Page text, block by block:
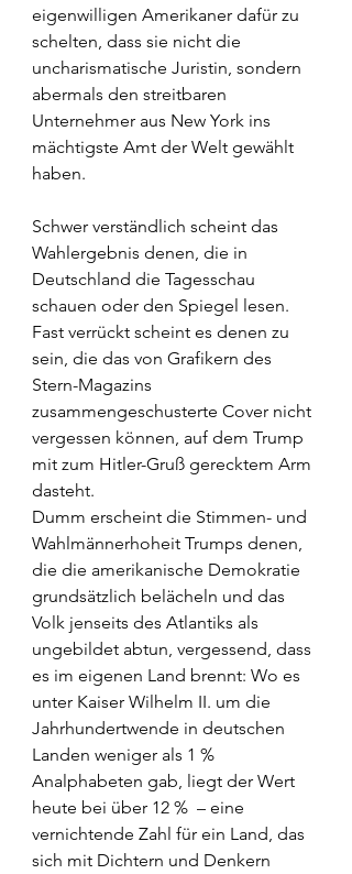
eigenwilligen Amerikaner dafür zu
schelten, dass sie nicht die
uncharismatische Juristin, sondern
abermals den streitbaren
Unternehmer aus New York ins
mächtigste Amt der Welt gewählt
haben.
Schwer verständlich scheint das
Wahlergebnis denen, die in
Deutschland die Tagesschau
schauen oder den Spiegel lesen.
Fast verrückt scheint es denen zu
sein, die das von Grafikern des
Stern-Magazins
zusammengeschusterte Cover nicht
vergessen können, auf dem Trump
mit zum Hitler-Gruß gerecktem Arm
dasteht.
Dumm erscheint die Stimmen- und
Wahlmännerhoheit Trumps denen,
die die amerikanische Demokratie
grundsätzlich belächeln und das
Volk jenseits des Atlantiks als
ungebildet abtun, vergessend, dass
es im eigenen Land brennt: Wo es
unter Kaiser Wilhelm II. um die
Jahrhundertwende in deutschen
Landen weniger als 1 %
Analphabeten gab, liegt der Wert
heute bei über 12 %  – eine
vernichtende Zahl für ein Land, das
sich mit Dichtern und Denkern